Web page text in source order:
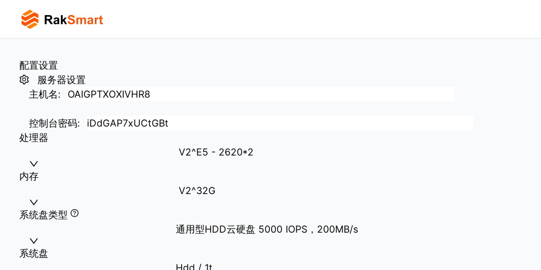
配置设置
服务器设置
主机名:
控制台密码:
处理器
V2^E5 - 2620*2
内存
V2^32G
系统盘类型
通用型HDD云硬盘 5000 IOPS，200MB/s
系统盘
Hdd / 1t